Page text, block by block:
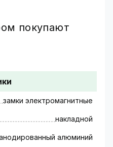
замок использует
пластину, а к
магнит. При подаче
поле,
к
необходимо
на замок.
покупают
замки электромагнитные
накладной
алюминий